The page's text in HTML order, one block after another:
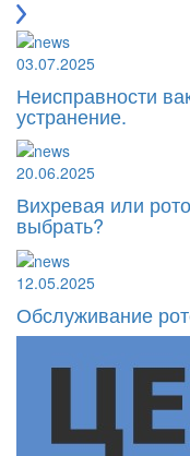
03.07.2025
Неисправности
устранение.
20.06.2025
Вихревая или
выбрать?
12.05.2025
Обслуживание